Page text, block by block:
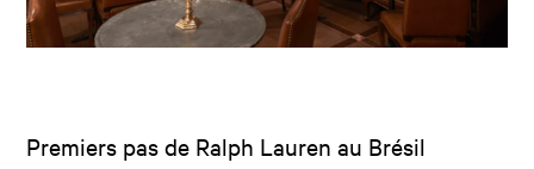
Premiers pas de Ralph Lauren au Brésil